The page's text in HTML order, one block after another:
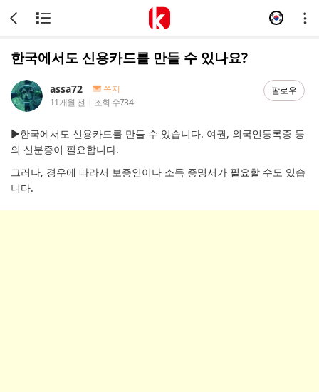
한국에서도 신용카드를 만들 수 있나요?
assa72
쪽지
11개월 전
조회 수734
팔로우
▶한국에서도 신용카드를 만들 수 있습니다. 여권, 외국인등록증 등
의 신분증이 필요합니다.
그러나, 경우에 따라서 보증인이나 소득 증명서가 필요할 수도 있습
니다.